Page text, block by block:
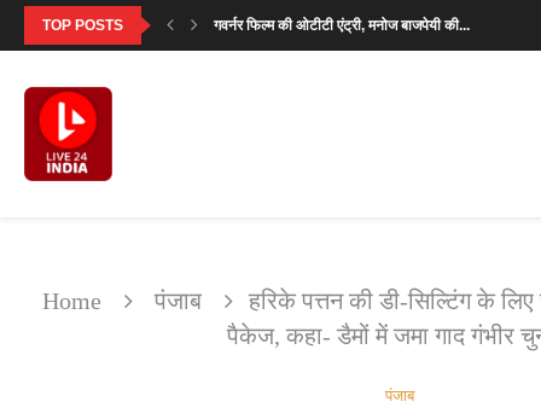
TOP POSTS ‘आदर्श बाल विद्यालय’ देखने के बाद परमीत सेठी...
Home पंजाब
हरिके पत्तन की डी-सिल्टिंग के
पैकेज, कहा- डैमों में जमा गाद गंभीर
पंजाब